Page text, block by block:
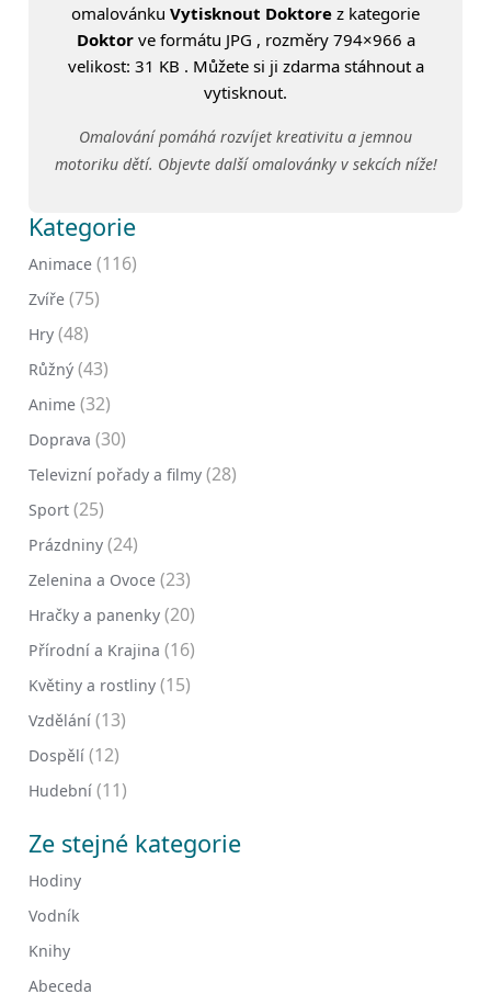
omalovánku Vytisknout Doktore z kategorie
Doktorve formátu JPG , rozměry 794×966 a
velikost: 31 KB . Můžete si ji zdarma stáhnout a
vytisknout.
Omalování pomáhá rozvíjet kreativitu a jemnou
motoriku dětí. Objevte další omalovánky v sekcích níže!
Kategorie
Animace (116)
Zvíře (75)
Hry (48)
Růžný (43)
Anime (32)
Doprava (30)
Televizní pořady a filmy (28)
Sport (25)
Prázdniny (24)
Zelenina a Ovoce (23)
Hračky a panenky (20)
Přírodní a Krajina (16)
Květiny a rostliny (15)
Vzdělání (13)
Dospělí (12)
Hudební (11)
Ze stejné kategorie
Hodiny
Vodník
Knihy
Abeceda